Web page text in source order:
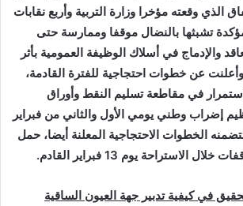
الذي وقعته مؤخرا وزارة التربیة وأربع نقابات
مؤكدة تشبثھا بالنضال موقفا وممارسة حتى
والإدماج في أسلاك الوظیفة العمومیة بأثر
عن خطوات احتجاجیة للفترة القادمة،
في مقاطعة تسلیم النقط وأوراق
إضراب وطني یومي الأول والثاني من فبرایر
الخطوات الاحتجاجیة المعلنة أیضا، حمل
الاستراحة یوم 13 فبرایر القادم
.
في كيفية تدبير جهة العيون الساقية